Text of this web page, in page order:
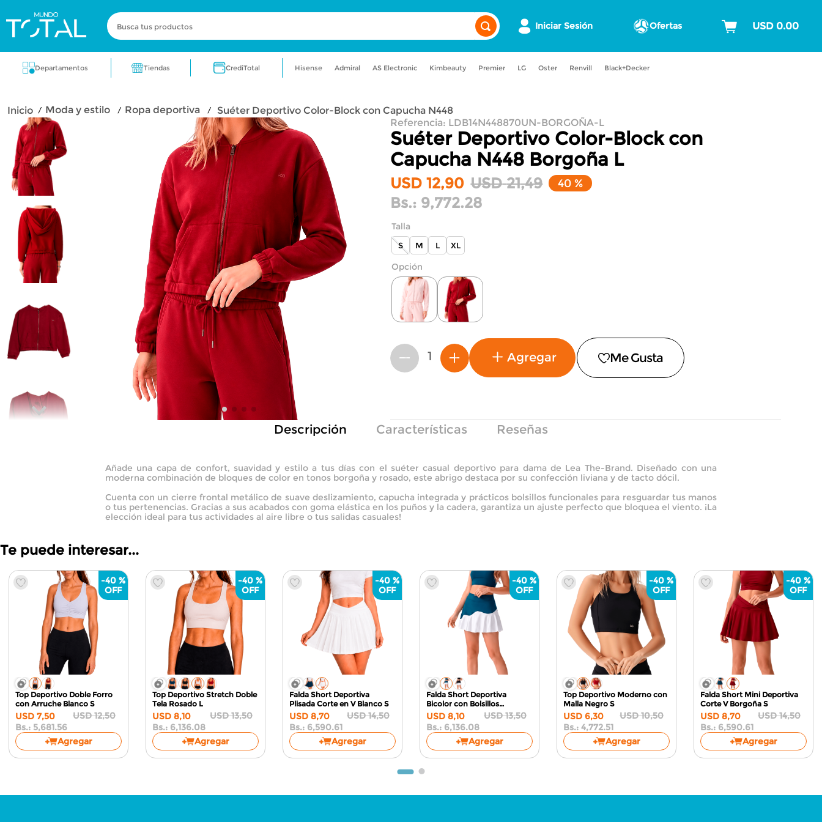
Busca tus productos
Iniciar Sesión Ofertas
Departamentos Tiendas CrediTotal Hisense Admiral AS Electronic Kimbeauty Premier LG Oster Renvill Black+Decker
moda y estilo ropa deportiva
Suéter Deportivo Color-Block con Capucha N448
Referencia: LDB14N448870UN-BORGOÑA-L
Suéter Deportivo Color-Block con
Capucha N448 Borgoña L
USD 12,90 USD 21,49 40 %
Bs.: 9,772.28
Talla
S M L XL
＋
－ Agregar
Descripción Características Reseñas
Añade una capa de confort, suavidad y estilo a tus días con el suéter casual deportivo para dama de Lea The-Brand. Diseñado con una
moderna combinación de bloques de color en tonos borgoña y rosado, este abrigo destaca por su confección liviana y de tacto dócil.
Cuenta con un cierre frontal metálico de suave deslizamiento, capucha integrada y prácticos bolsillos funcionales para resguardar tus manos
o tus pertenencias. Gracias a sus acabados con goma elástica en los puños y la cadera, garantiza un ajuste perfecto que bloquea el viento. ¡La
elección ideal para tus actividades al aire libre o tus salidas casuales!
Te puede interesar...
-40 %
Top Deportivo Doble Forro
con Arruche Blanco S
USD 7,50 USD 12,50
Bs.: 5,681.56
Agregar
-40 %
Top Deportivo Stretch Doble
Tela Rosado L
USD 8,10 USD 13,50
Bs.: 6,136.08
Agregar
-40 %
Falda Short Deportiva
Plisada Corte en V Blanco S
USD 8,70 USD 14,50
Bs.: 6,590.61
Agregar
-40 %
Falda Short Deportiva
Bicolor con Bolsillos
Azul/Blanco S
USD 8,10 USD 13,50
Bs.: 6,136.08
Agregar
-40 %
Top Deportivo Moderno con
Malla Negro S
USD 6,30 USD 10,50
Bs.: 4,772.51
Agregar
-40 %
Falda Short Mini Deportiva
Corte V Borgoña S
USD 8,70 USD 14,50
Bs.: 6,590.61
Agregar
Términos más buscados
fragancia
aire acondicionado licuadora nevera